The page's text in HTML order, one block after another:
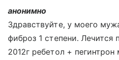
анонимно
Здравствуйте, у моего
фиброз 1 степени. Лечится
2012г ребетол +